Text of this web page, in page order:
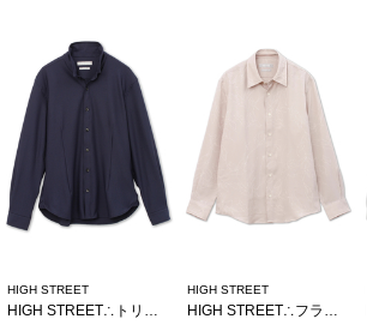
HIGH STREET HIGH STREET